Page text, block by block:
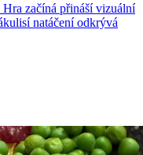
začíná přináší vizuální
natáčení odkrývá